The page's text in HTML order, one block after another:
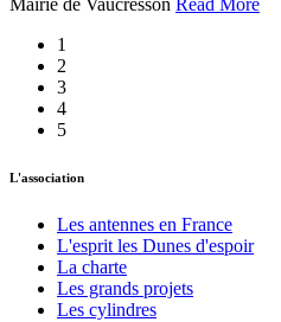
Mairie de Vaucresson Read More
1
2
3
4
5
L'association
Les antennes en France
L'esprit les Dunes d'espoir
La charte
Les grands projets
Les cylindres